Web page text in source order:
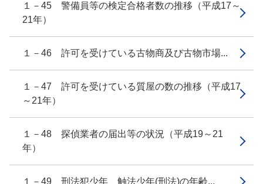
１－45 警備員等の検定合格者数の推移（平成17～
21年）
１－46 許可を受けている古物商及び古物市場...
１－47 許可を受けている質屋の数の推移（平成17
～21年）
１－48 探偵業者の届出等の状況（平成19～21
年）
１－49 刑法犯少年、触法少年(刑法)の年齢...